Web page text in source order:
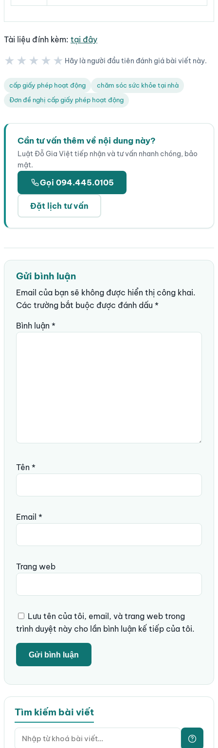
Tài liệu đính kèm: tại đây
★★★★★ Hãy là người đầu tiên đánh giá bài viết này.
cấp giấy phép hoạt động
chăm sóc sức khỏe tại nhà
Đơn đề nghị cấp giấy phép hoạt động
Cần tư vấn thêm về nội dung này?
Luật Đỗ Gia Việt tiếp nhận và tư vấn nhanh chóng, bảo
mật.
Gọi 094.445.0105
Đặt lịch tư vấn
Gửi bình luận
Email của bạn sẽ không được hiển thị công khai.
Các trường bắt buộc được đánh dấu *
Bình luận *
Tên *
Email *
Trang web
Lưu tên của tôi, email, và trang web trong
trình duyệt này cho lần bình luận kế tiếp của tôi.
Tìm kiếm bài viết